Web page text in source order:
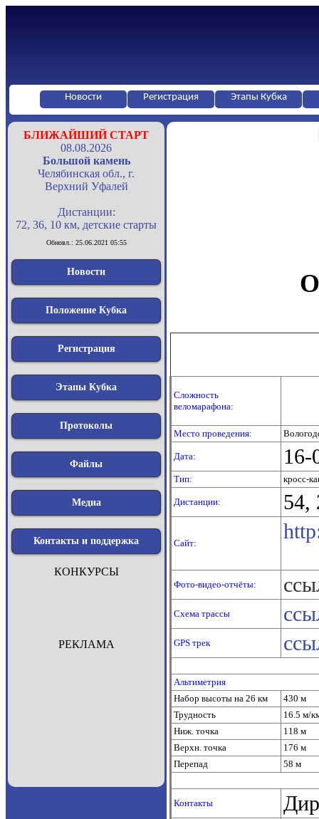
Новости Регистрация Этапы Кубка
БЛИЖАЙШИЙ СТАРТ
08.08.2026
Большой камень
Челябинская обл., г.
Верхний Уфалей
Дистанции:
72, 36, 10 км, детские старты
Обновл.: 25.06.2021 05:55
Новости
Положение Кубка
Регистрация
Этапы Кубка
Протоколы
Файлы
Медиа
Контакты и поддержка
КОНКУРСЫ
РЕКЛАМА
Сложность
веломарафона:
Место проведения:
Дата: 16-
Тип: кросс-
Дистанции: 54,
Сайт:
Фото-видео-отчёты:
Схема трассы
GPS трек
Альтиметрия
Набор высоты на 26 км
430 м
Трудность
16.5 м/
Ниж. точка
118 м
Верхн. точка
176 м
Перепад
58 м
Контакты